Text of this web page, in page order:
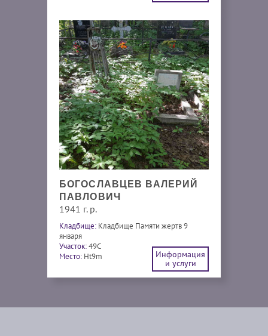
БОГОСЛАВЦЕВ ВАЛЕРИЙ
ПАВЛОВИЧ
1941 г. р.
Кладбище: Кладбище Памяти жертв 9
января
Участок:49С
Место: Ht9m
Информация
и услуги